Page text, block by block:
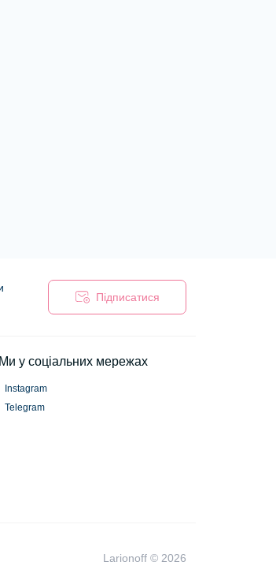
Підписатися
Ми у соціальних мережах
Instagram
Telegram
Larionoff © 2026